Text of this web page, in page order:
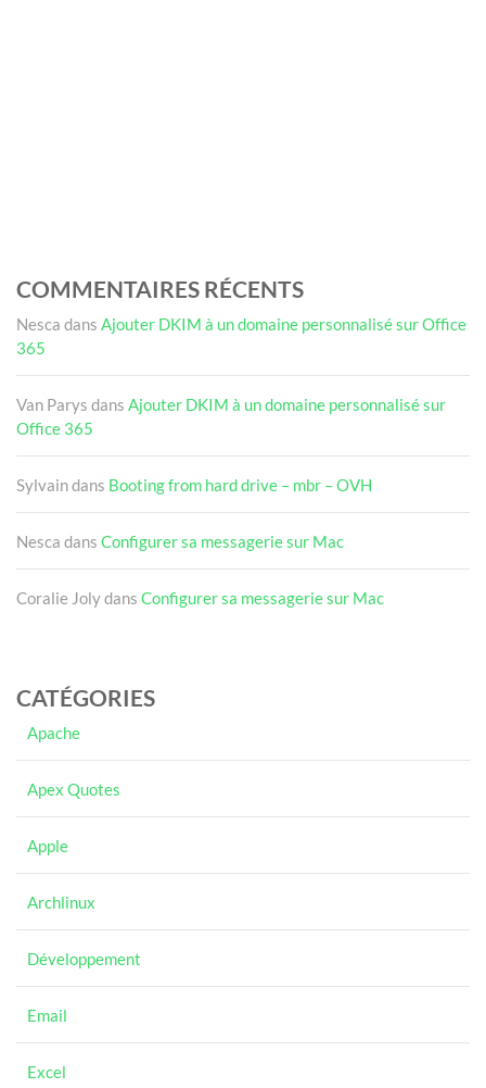
COMMENTAIRES RÉCENTS
Nesca dans Ajouter DKIM à un domaine personnalisé sur Office
365
Van Parys dans Ajouter DKIM à un domaine personnalisé sur
Office 365
Sylvaindans Booting from hard drive – mbr – OVH
Nesca dans Configurer sa messagerie sur Mac
Coralie Jolydans Configurer sa messagerie sur Mac
CATÉGORIES
Apache
Apex Quotes
Apple
Archlinux
Développement
Email
Excel